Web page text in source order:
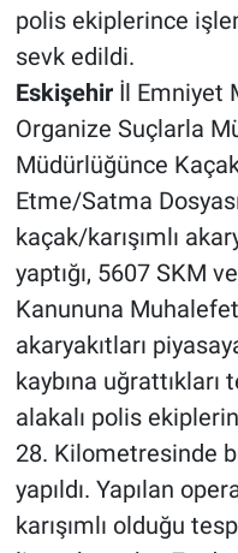
polis ekiplerince
sevk edildi.
Eskişehirİl Emniyet
Organize Suçlarla
Müdürlüğünce
Etme/Satma
kaçak/karışımlı
yaptığı, 5607 SKM
Kanununa
akaryakıtları
kaybına
alakalı polis
28. Kilometresinde
yapıldı. Yapılan
karışımlı olduğu